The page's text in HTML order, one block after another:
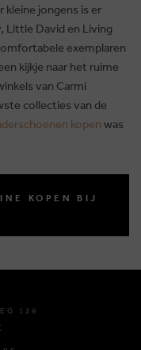
kleine jongens is er
Little David en Living
exemplaren
kijkje naar het ruime
van Carmi
collecties van de
kopen was
KOPEN BIJ
129